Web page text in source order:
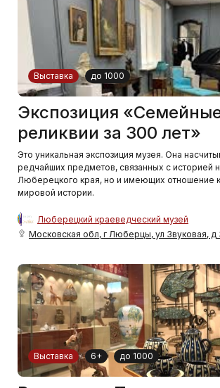
Выставка до 1000
Экспозиция
реликвии за 300 лет»
Это уникальная экспозиция музея. Она
редчайших предметов, связанных с историей
Люберецкого края, но и имеющих отношение
мировой истории.
Люберецкий краеведческий музей
Московская обл, г Люберцы, ул Звуковая, д
Выставка 6+ до 1000